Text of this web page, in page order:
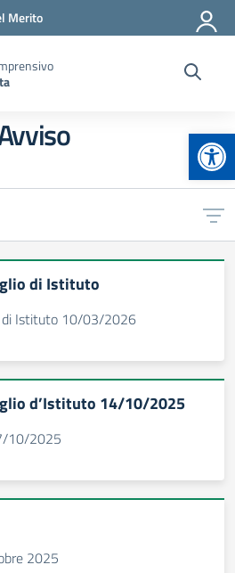
Merito
di Istituto
di Istituto 10/03/2026
d’Istituto 14/10/2025
10/2025
2025